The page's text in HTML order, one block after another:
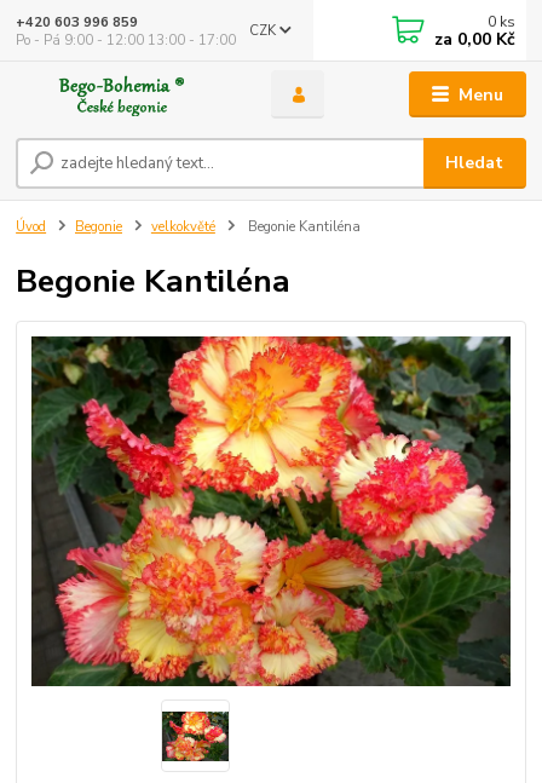
Menu
CZK
Hledat
+420 603 996 859
Po - Pá 9:00 - 12:00 13:00 - 17:00
0 ks
za 0,00 Kč
Úvod Begonie velkokvěté Begonie Kantiléna
Begonie Kantiléna